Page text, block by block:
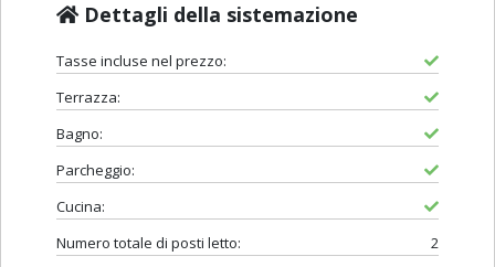
Dettagli della sistemazione
Tasse incluse nel prezzo:
Terrazza:
Bagno:
Parcheggio:
Cucina:
Numero totale di posti letto:
2